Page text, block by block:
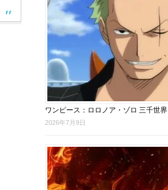
ワンピース：ロロノア・ゾロ 三千世界
2026年7月9日